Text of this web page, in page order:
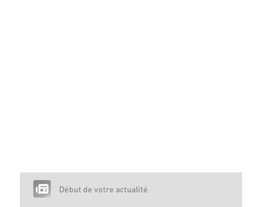
Début de votre actualité